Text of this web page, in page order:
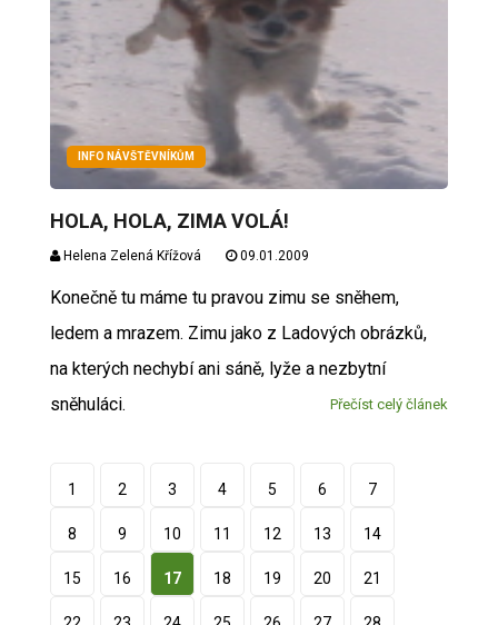
INFO NÁVŠTĚVNÍKŮM
HOLA, HOLA, ZIMA VOLÁ!
Helena Zelená Křížová 09.01.2009
Konečně tu máme tu pravou zimu se sněhem,
ledem a mrazem. Zimu jako z Ladových obrázků,
na kterých nechybí ani sáně, lyže a nezbytní
sněhuláci.
Přečíst celý článek
1 2 3 4 5 6 7
8 9 10 11 12 13 14
15 16 17 18 19 20 21